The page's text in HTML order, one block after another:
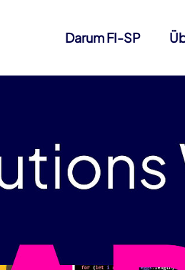
Darum FI-SP